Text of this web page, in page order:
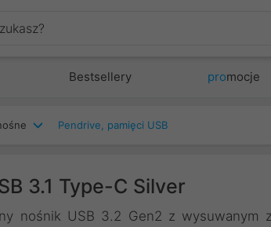
Bestsellery promocje
Pendrive, pamięci USB
3.1 Type-C Silver
nośnik USB 3.2 Gen2 z wysuwanym